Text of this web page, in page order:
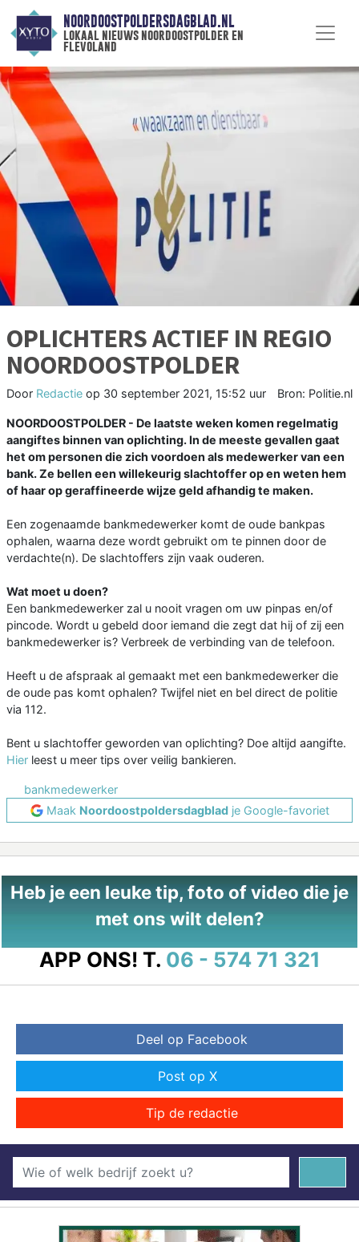
NOORDOOSTPOLDERSDAGBLAD.NL
lokaal nieuws noordoostpolder en
flevoland
OPLICHTERS ACTIEF IN REGIO
NOORDOOSTPOLDER
Door Redactie op 30 september 2021, 15:52 uur Bron: Politie.nl
NOORDOOSTPOLDER - De laatste weken komen regelmatig
aangiftes binnen van oplichting. In de meeste gevallen gaat
het om personen die zich voordoen als medewerker van een
bank. Ze bellen een willekeurig slachtoffer op en weten hem
of haar op geraffineerde wijze geld afhandig te maken.
Een zogenaamde bankmedewerker komt de oude bankpas
ophalen, waarna deze wordt gebruikt om te pinnen door de
verdachte(n). De slachtoffers zijn vaak ouderen.
Wat moet u doen?
Een bankmedewerker zal u nooit vragen om uw pinpas en/of
pincode. Wordt u gebeld door iemand die zegt dat hij of zij een
bankmedewerker is? Verbreek de verbinding van de telefoon.
Heeft u de afspraak al gemaakt met een bankmedewerker die
de oude pas komt ophalen? Twijfel niet en bel direct de politie
via 112.
Bent u slachtoffer geworden van oplichting? Doe altijd aangifte.
Hier leest u meer tips over veilig bankieren.
bankmedewerker
Maak Noordoostpoldersdagbladje Google-favoriet
Heb je een leuke tip, foto of video die je
met ons wilt delen?
APP ONS! T. 06 - 574 71 321
Deel op Facebook
Post op X
Tip de redactie